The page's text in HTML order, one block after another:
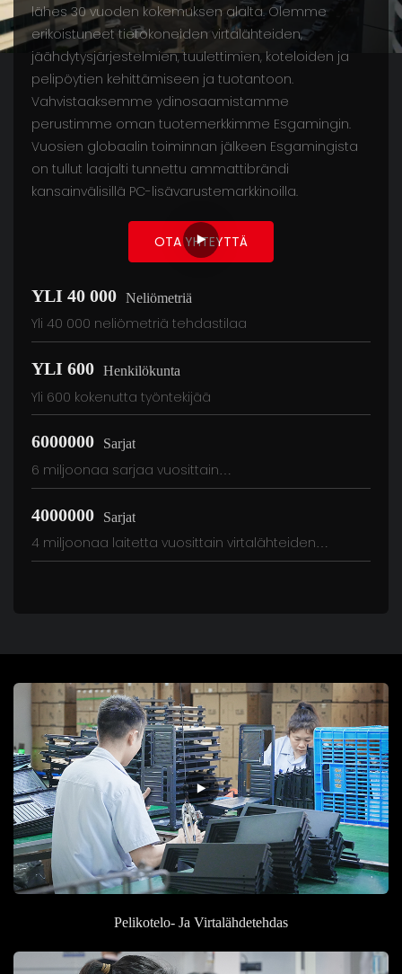
lähes 30 vuoden kokemuksen alalta. Olemme
erikoistuneet tietokoneiden virtalähteiden,
jäähdytysjärjestelmien, tuulettimien, koteloiden ja
pelipöytien kehittämiseen ja tuotantoon.
Vahvistaaksemme ydinosaamistamme
perustimme oman tuotemerkkimme Esgamingin.
Vuosien globaalin toiminnan jälkeen Esgamingista
on tullut laajalti tunnettu ammattibrändi
kansainvälisillä PC-lisävarustemarkkinoilla.
OTA YHTEYTTÄ
YLI 40 000 Neliömetriä
Yli 40 000 neliömetriä tehdastilaa
YLI 600 Henkilökunta
Yli 600 kokenutta työntekijää
6000000 Sarjat
6 miljoonaa sarjaa vuosittain
kotelotuotantokapasiteettia
4000000 Sarjat
4 miljoonaa laitetta vuosittain virtalähteiden
tuotantokapasiteetti
Pelikotelo- Ja Virtalähdetehdas